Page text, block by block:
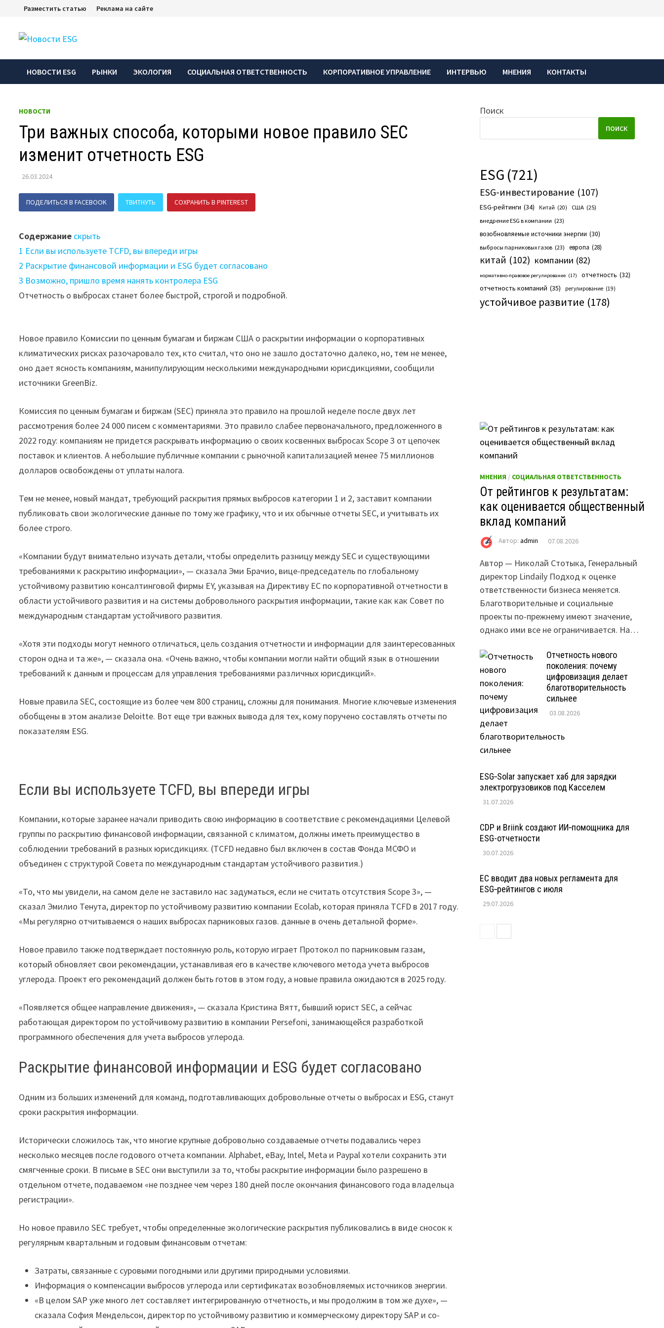
Перейти
содержимому
Разместить статью Реклама на сайте
НОВОСТИ ESG РЫНКИ ЭКОЛОГИЯ СОЦИАЛЬНАЯ ОТВЕТСТВЕННОСТЬ КОРПОРАТИВНОЕ УПРАВЛЕНИЕ ИНТЕРВЬЮ МНЕНИЯ КОНТАКТЫ
НОВОСТИ
Три важных способа, которыми новое правило SEC
изменит отчетность ESG
26.03.2024
ПОДЕЛИТЬСЯ В FACEBOOK ТВИТНУТЬ СОХРАНИТЬ В PINTEREST
Содержание скрыть
1 Если вы используете TCFD, вы впереди игры
2 Раскрытие финансовой информации и ESG будет согласовано
3 Возможно, пришло время нанять контролера ESG
Отчетность о выбросах станет более быстрой, строгой и подробной.
Новое правило Комиссии по ценным бумагам и биржам США о раскрытии информации о корпоративных
климатических рисках разочаровало тех, кто считал, что оно не зашло достаточно далеко, но, тем не менее,
оно дает ясность компаниям, манипулирующим несколькими международными юрисдикциями, сообщили
источники GreenBiz.
Комиссия по ценным бумагам и биржам (SEC) приняла это правило на прошлой неделе после двух лет
рассмотрения более 24 000 писем с комментариями. Это правило слабее первоначального, предложенного в
2022 году: компаниям не придется раскрывать информацию о своих косвенных выбросах Scope 3 от цепочек
поставок и клиентов. А небольшие публичные компании с рыночной капитализацией менее 75 миллионов
долларов освобождены от уплаты налога.
Тем не менее, новый мандат, требующий раскрытия прямых выбросов категории 1 и 2, заставит компании
публиковать свои экологические данные по тому же графику, что и их обычные отчеты SEC, и учитывать их
более строго.
«Компании будут внимательно изучать детали, чтобы определить разницу между SEC и существующими
требованиями к раскрытию информации», — сказала Эми Брачио, вице-председатель по глобальному
устойчивому развитию консалтинговой фирмы EY, указывая на Директиву ЕС по корпоративной отчетности в
области устойчивого развития и на системы добровольного раскрытия информации, такие как как Совет по
международным стандартам устойчивого развития.
«Хотя эти подходы могут немного отличаться, цель создания отчетности и информации для заинтересованных
сторон одна и та же», — сказала она. «Очень важно, чтобы компании могли найти общий язык в отношении
требований к данным и процессам для управления требованиями различных юрисдикций».
Новые правила SEC, состоящие из более чем 800 страниц, сложны для понимания. Многие ключевые изменения
обобщены в этом анализе Deloitte. Вот еще три важных вывода для тех, кому поручено составлять отчеты по
показателям ESG.
Если вы используете TCFD, вы впереди игры
Компании, которые заранее начали приводить свою информацию в соответствие с рекомендациями Целевой
группы по раскрытию финансовой информации, связанной с климатом, должны иметь преимущество в
соблюдении требований в разных юрисдикциях. (TCFD недавно был включен в состав Фонда МСФО и
объединен с структурой Совета по международным стандартам устойчивого развития.)
«То, что мы увидели, на самом деле не заставило нас задуматься, если не считать отсутствия Scope 3», —
сказал Эмилио Тенута, директор по устойчивому развитию компании Ecolab, которая приняла TCFD в 2017 году.
«Мы регулярно отчитываемся о наших выбросах парниковых газов. данные в очень детальной форме».
Новое правило также подтверждает постоянную роль, которую играет Протокол по парниковым газам,
который обновляет свои рекомендации, устанавливая его в качестве ключевого метода учета выбросов
углерода. Проект его рекомендаций должен быть готов в этом году, а новые правила ожидаются в 2025 году.
«Появляется общее направление движения», — сказала Кристина Вятт, бывший юрист SEC, а сейчас
работающая директором по устойчивому развитию в компании Persefoni, занимающейся разработкой
программного обеспечения для учета выбросов углерода.
Раскрытие финансовой информации и ESG будет согласовано
Одним из больших изменений для команд, подготавливающих добровольные отчеты о выбросах и ESG, станут
сроки раскрытия информации.
Исторически сложилось так, что многие крупные добровольно создаваемые отчеты подавались через
несколько месяцев после годового отчета компании. Alphabet, eBay, Intel, Meta и Paypal хотели сохранить эти
смягченные сроки. В письме в SEC они выступили за то, чтобы раскрытие информации было разрешено в
отдельном отчете, подаваемом «не позднее чем через 180 дней после окончания финансового года владельца
регистрации».
Но новое правило SEC требует, чтобы определенные экологические раскрытия публиковались в виде сносок к
регулярным квартальным и годовым финансовым отчетам:
Затраты, связанные с суровыми погодными или другими природными условиями.
Информация о компенсации выбросов углерода или сертификатах возобновляемых источников энергии.
«В целом SAP уже много лет составляет интегрированную отчетность, и мы продолжим в том же духе», —
сказала София Мендельсон, директор по устойчивому развитию и коммерческому директору SAP и со-
Поиск
ПОИСК
ESG (721)
ESG-инвестирование (107)
ESG-рейтинги (34) Китай (20) США (25)
внедрение ESG в компании (23)
возобновляемые источники энергии (30)
выбросы парниковых газов (23) европа (28)
китай (102) компании (82)
нормативно-правовое регулирование (17) отчетность (32)
отчетность компаний (35) регулирование (19)
устойчивое развитие (178)
МНЕНИЯ / СОЦИАЛЬНАЯ ОТВЕТСТВЕННОСТЬ
От рейтингов к результатам:
как оценивается общественный
вклад компаний
Автор: admin 07.08.2026
Автор — Николай Стотыка, Генеральный
директор Lindaily Подход к оценке
ответственности бизнеса меняется.
Благотворительные и социальные
проекты по-прежнему имеют значение,
однако ими все не ограничивается. На…
Отчетность нового
поколения: почему
цифровизация делает
благотворительность
сильнее
03.08.2026
ESG‑Solar запускает хаб для зарядки
электрогрузовиков под Касселем
31.07.2026
CDP и Briink создают ИИ‑помощника для
ESG-отчетности
30.07.2026
ЕС вводит два новых регламента для
ESG‑рейтингов с июля
29.07.2026